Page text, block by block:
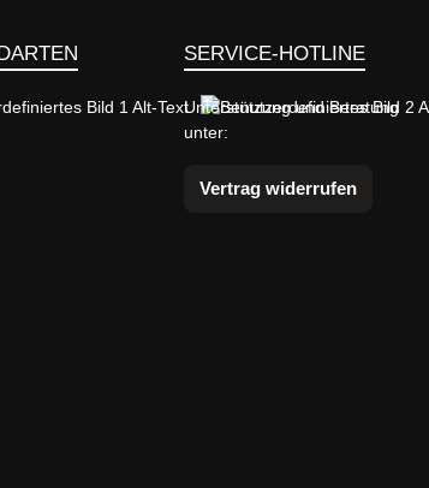
SERVICE-HOTLINE
Unterstützung und Beratung
unter:
Vertrag widerrufen